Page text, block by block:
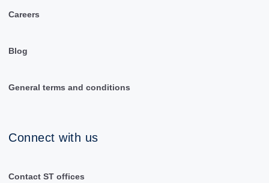
Careers
Blog
General terms and conditions
Connect with us
Contact ST offices